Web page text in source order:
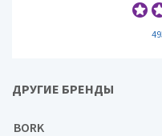
ДРУГИЕ БРЕНДЫ
BORK